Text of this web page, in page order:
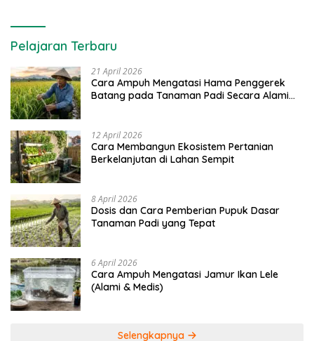
Pelajaran Terbaru
21 April 2026
Cara Ampuh Mengatasi Hama Penggerek
Batang pada Tanaman Padi Secara Alami
12 April 2026
Cara Membangun Ekosistem Pertanian
Berkelanjutan di Lahan Sempit
8 April 2026
Dosis dan Cara Pemberian Pupuk Dasar
Tanaman Padi yang Tepat
6 April 2026
Cara Ampuh Mengatasi Jamur Ikan Lele
(Alami & Medis)
Selengkapnya